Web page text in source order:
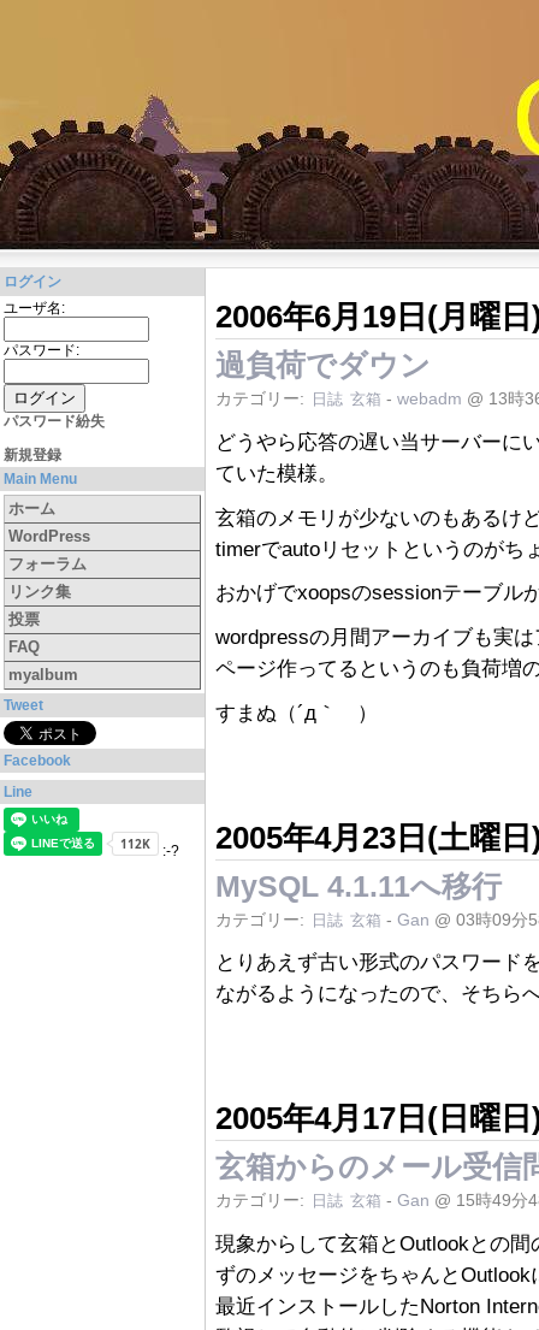
ログイン
ユーザ名:
パスワード:
パスワード紛失
新規登録
Main Menu
ホーム
WordPress
フォーラム
リンク集
投票
FAQ
myalbum
Tweet
Facebook
Line
:-?
2006年6月19日(月曜日
過負荷でダウン
カテゴリー: 日誌 玄箱 - webadm @ 13時
どうやら応答の遅い当サーバーに
ていた模様。
玄箱のメモリが少ないのもあるけ
timerでautoリセットというのがち
おかげでxoopsのsessionテーブ
wordpressの月間アーカイブも実
ページ作ってるというのも負荷増
すまぬ（´д｀ ）
2005年4月23日(土曜日
MySQL 4.1.11へ移行
カテゴリー: 日誌 玄箱 - Gan @ 03時09分
とりあえず古い形式のパスワード
ながるようになったので、そちら
2005年4月17日(日曜日
玄箱からのメール受信
カテゴリー: 日誌 玄箱 - Gan @ 15時49分
現象からして玄箱とOutlookとの
ずのメッセージをちゃんと
最近インストールしたNorton